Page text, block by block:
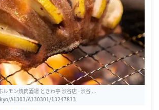
モン焼肉酒場 ときわ亭 渋谷店 - 渋谷 ...
A1303/A130301/13247813